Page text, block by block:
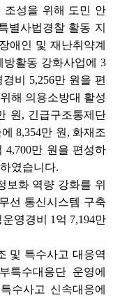
조성을 위해 도민 안
별사법경찰 활동 지
애인 및 재난취약계
활동 강화사업에 3
비 5,256만 원을 편
해 의용소방대 활성
원, 긴급구조통제단
8,354만 원, 화재조
만 원을 편성하
였습니다.
보화 역량 강화를 위
선 통신시스템 구축
영경비 1억 7,194만
및 특수사고 대응역
특수대응단 운영에
수사고 신속대응에